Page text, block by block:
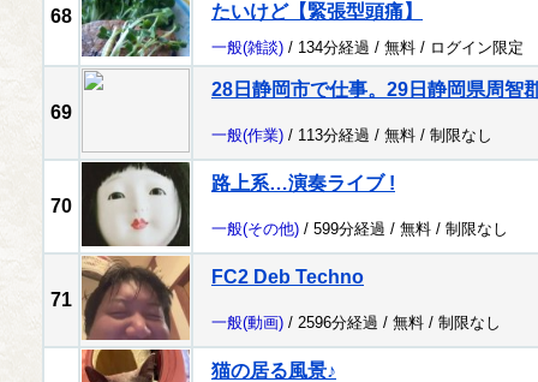
68
たいけど【緊張型頭痛】
一般(雑談) / 134分経過 / 無料 / ログイン限定
69
28日静岡市で仕事。29日静岡県周智
一般(作業) / 113分経過 / 無料 / 制限なし
70
路上系…演奏ライブ !
一般(その他) / 599分経過 / 無料 / 制限なし
71
FC2 Deb Techno
一般(動画) / 2596分経過 / 無料 / 制限なし
猫の居る風景♪